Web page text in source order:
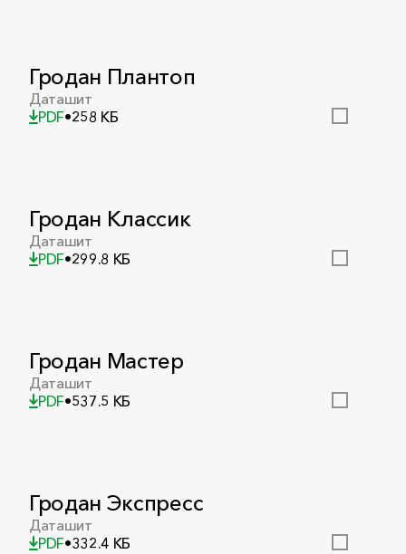
Гродан Плантоп
Даташит
PDF•258 КБ
Гродан Классик
Даташит
PDF•299.8 КБ
Гродан Мастер
Даташит
PDF•537.5 КБ
Гродан Экспресс
Даташит
PDF•332.4 КБ